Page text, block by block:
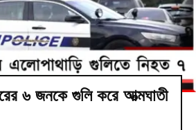
৬ জনকে গুলি করে আত্মঘাতী